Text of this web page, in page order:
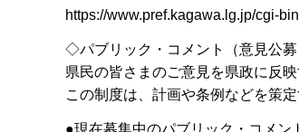
https://www.pref.kagawa.lg.jp/cgi-
◇パブリック・コメント（意見公募
県民の皆さまのご意見を県政に反
この制度は、計画や条例などを策
●現在募集中のパブリック・コメン